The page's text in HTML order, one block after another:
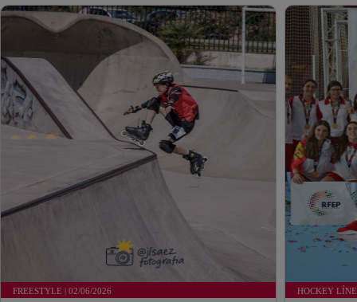
Lemons lograban siete medallas y …
FREESTYLE | 02/06/2026
fff
HOCKEY